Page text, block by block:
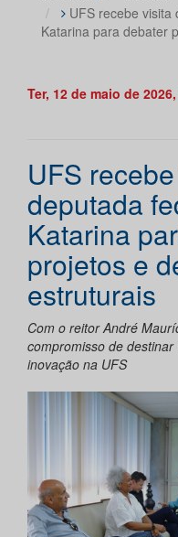
UFS recebe
Katarina para debater
Ter, 12 de maio de
UFS
deputada
Katarina
projetos e
estruturais
Com o reitor André
compromisso de
inovação na UFS